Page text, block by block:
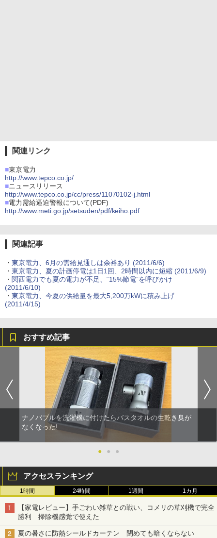
関連リンク
■東京電力
http://www.tepco.co.jp/
■ニュースリリース
http://www.tepco.co.jp/cc/press/11070102-j.html
■電力需給逼迫警報について(PDF)
http://www.meti.go.jp/setsuden/pdf/keiho.pdf
関連記事
・ 東京電力、6月の需給見通しは余裕あり (2011/6/6)
・ 東京電力、夏の計画停電は1日1回、2時間以内に短縮 (2011/6/9)
・ 関西電力でも夏の電力が不足、“15%節電”を呼びかけ
(2011/6/10)
・ 東京電力、今夏の供給量を最大5,200万kWに積み上げ
(2011/4/15)
おすすめ記事
ナノバブルを洗濯機に付けたらバスタオルの生乾き臭が
なくなった!
● ● ●
アクセスランキング
1時間 24時間 1週間 1カ月
【家電レビュー】手ごわい雑草との戦い、コメリの草刈機で完全
勝利 掃除機感覚で使えた
夏の暑さに防熱シールドカーテン 閉めても暗くならない